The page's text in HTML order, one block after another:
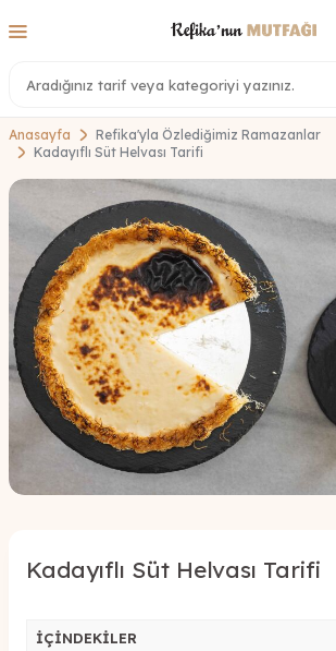
Anasayfa
Refika'yla Özlediğimiz Ramazanlar
Kadayıflı Süt Helvası Tarifi
Kadayıflı Süt Helvası Tarifi
İÇİNDEKİLER